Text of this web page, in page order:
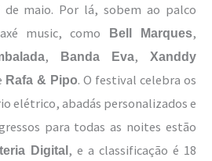
de maio. Por lá, sobem ao palco
music, como
Bell Marques,
, Banda Eva,Xanddy
Rafa & Pipo. O festival celebra os
elétrico, abadás personalizados e
para todas as noites estão
Digital, e a classificação é 18